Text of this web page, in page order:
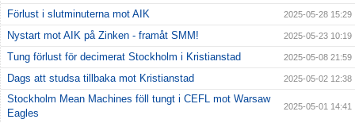
Förlust i slutminuterna mot AIK 2025-05-28 15:29
Nystart mot AIK på Zinken - framåt SMM! 2025-05-23 10:19
Tung förlust för decimerat Stockholm i Kristianstad 2025-05-08 21:59
Dags att studsa tillbaka mot Kristianstad 2025-05-02 12:38
Stockholm Mean Machines föll tungt i CEFL mot Warsaw
Eagles
2025-05-01 14:41